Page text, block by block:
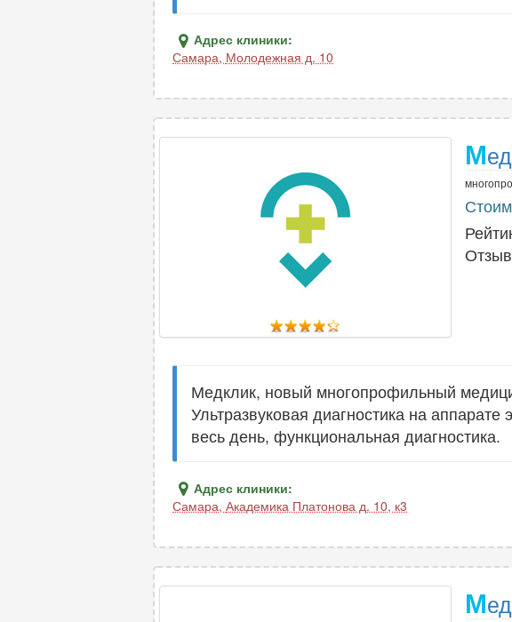
Адрес клиники:
Самара, Молодежная д. 10
М
Медклик, новый многопрофильный
Ультразвуковая диагностика на
весь день, функциональная диагностика.
Адрес клиники:
Самара, Академика Платонова д. 10, к3
М